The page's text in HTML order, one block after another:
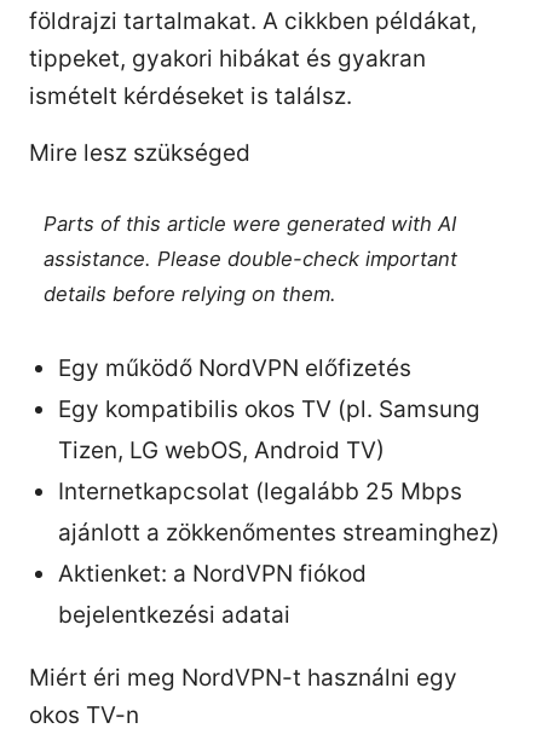
földrajzi tartalmakat. A cikkben példákat,
tippeket, gyakori hibákat és gyakran
ismételt kérdéseket is találsz.
Mire lesz szükséged
Parts of this article were generated with AI
assistance. Please double-check important
details before relying on them.
Egy működő NordVPN előfizetés
Egy kompatibilis okos TV (pl. Samsung
Tizen, LG webOS, Android TV)
Internetkapcsolat (legalább 25 Mbps
ajánlott a zökkenőmentes streaminghez)
Aktienket: a NordVPN fiókod
bejelentkezési adatai
Miért éri meg NordVPN-t használni egy
okos TV-n